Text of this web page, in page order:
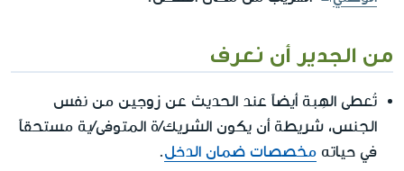
من الجدير أن نعرف
تُعطى الهِبة أيضاً عند الحديث عن زوجين من نفس
الجنس، شريطة أن يكون الشريك/ة المتوفى/ية مستحقاً
في حياته مخصصات ضمان الدخل.